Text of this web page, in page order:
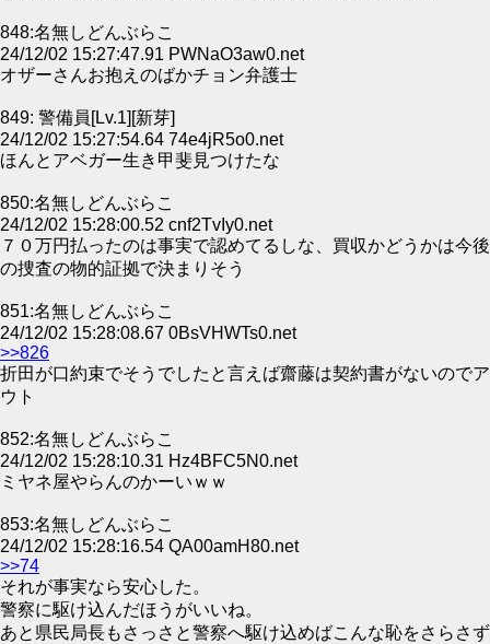
848:名無しどんぶらこ
24/12/02 15:27:47.91 PWNaO3aw0.net
オザーさんお抱えのばかチョン弁護士
849: 警備員[Lv.1][新芽]
24/12/02 15:27:54.64 74e4jR5o0.net
ほんとアベガー生き甲斐見つけたな
850:名無しどんぶらこ
24/12/02 15:28:00.52 cnf2TvIy0.net
７０万円払ったのは事実で認めてるしな、買収かどうかは今後
の捜査の物的証拠で決まりそう
851:名無しどんぶらこ
24/12/02 15:28:08.67 0BsVHWTs0.net
>>826
折田が口約束でそうでしたと言えば齋藤は契約書がないのでア
ウト
852:名無しどんぶらこ
24/12/02 15:28:10.31 Hz4BFC5N0.net
ミヤネ屋やらんのかーいｗｗ
853:名無しどんぶらこ
24/12/02 15:28:16.54 QA00amH80.net
>>74
それが事実なら安心した。
警察に駆け込んだほうがいいね。
あと県民局長もさっさと警察へ駆け込めばこんな恥をさらさず